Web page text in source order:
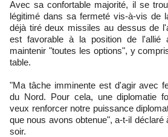
Avec sa confortable majorité, il se
légitimé dans sa fermeté vis-à-vis de
déjà tiré deux missiles au dessus de
est favorable à la position de l'allié
maintenir "toutes les options", y
table.
"Ma tâche imminente est d'agir avec
du Nord. Pour cela, une diplomatie
veux renforcer notre puissance
que nous avons obtenue", a-t-il déclaré
soir.